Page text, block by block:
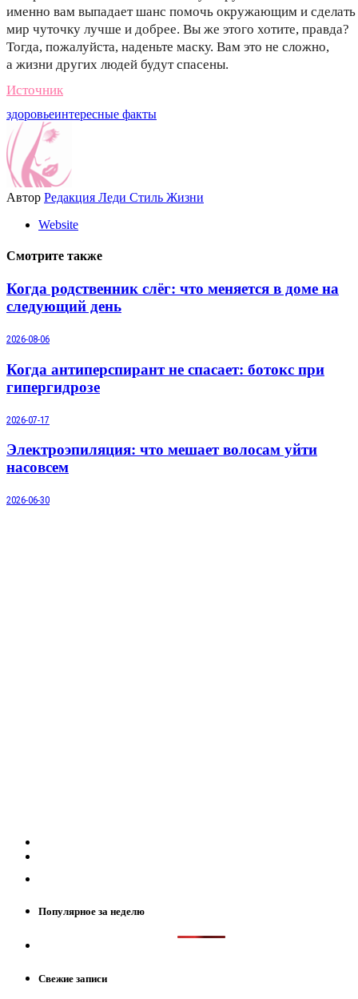
именно вам выпадает шанс помочь окружающим и сделать
мир чуточку лучше и добрее. Вы же этого хотите, правда?
Тогда, пожалуйста, наденьте маску. Вам это не сложно,
а жизни других людей будут спасены.
Источник
здоровьеинтересные факты
Автор Редакция Леди Стиль Жизни
Website
Смотрите также
Когда родственник слёг: что меняется в доме на
следующий день
2026-08-06
Когда антиперспирант не спасает: ботокс при
гипергидрозе
2026-07-17
Электроэпиляция: что мешает волосам уйти
насовсем
2026-06-30
Популярное за неделю
Свежие записи